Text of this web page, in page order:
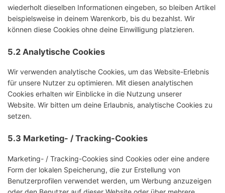
wiederholt dieselben Informationen eingeben, so bleiben Artikel
beispielsweise in deinem Warenkorb, bis du bezahlst. Wir
können diese Cookies ohne deine Einwilligung platzieren.
5.2 Analytische Cookies
Wir verwenden analytische Cookies, um das Website-Erlebnis
für unsere Nutzer zu optimieren. Mit diesen analytischen
Cookies erhalten wir Einblicke in die Nutzung unserer
Website. Wir bitten um deine Erlaubnis, analytische Cookies zu
setzen.
5.3 Marketing- / Tracking-Cookies
Marketing- / Tracking-Cookies sind Cookies oder eine andere
Form der lokalen Speicherung, die zur Erstellung von
Benutzerprofilen verwendet werden, um Werbung anzuzeigen